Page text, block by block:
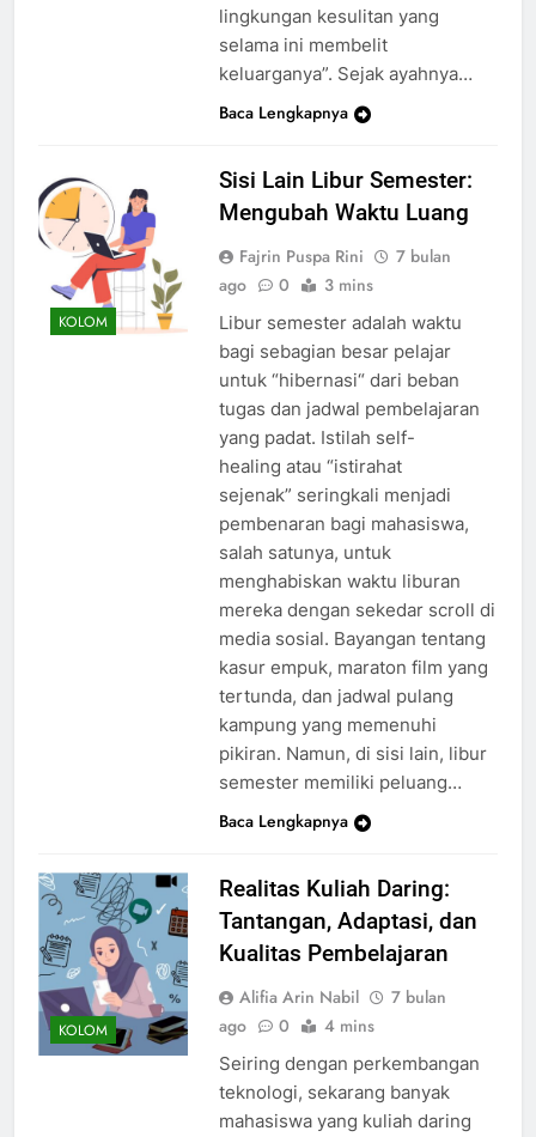
lingkungan kesulitan yang
selama ini membelit
keluarganya”. Sejak ayahnya…
Baca Lengkapnya
KOLOM
Sisi Lain Libur Semester:
Mengubah Waktu Luang
Fajrin Puspa Rini
7 bulan
ago
0 3 mins
Libur semester adalah waktu
bagi sebagian besar pelajar
untuk “hibernasi“ dari beban
tugas dan jadwal pembelajaran
yang padat. Istilah self-
healing atau “istirahat
sejenak” seringkali menjadi
pembenaran bagi mahasiswa,
salah satunya, untuk
menghabiskan waktu liburan
mereka dengan sekedar scroll di
media sosial. Bayangan tentang
kasur empuk, maraton film yang
tertunda, dan jadwal pulang
kampung yang memenuhi
pikiran. Namun, di sisi lain, libur
semester memiliki peluang…
Baca Lengkapnya
KOLOM
Realitas Kuliah Daring:
Tantangan, Adaptasi, dan
Kualitas Pembelajaran
Alifia Arin Nabil
7 bulan
ago
0 4 mins
Seiring dengan perkembangan
teknologi, sekarang banyak
mahasiswa yang kuliah daring